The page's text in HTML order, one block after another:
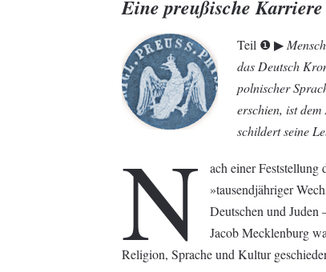
Eine preußische Karriere
Teil ❶ ▶︎
das Deutsch
polnischer
erschien, ist
schildert seine
N
ach einer Feststellung
»tausendjähriger
Deutschen und
Jacob Mecklenburg
Religion, Sprache und Kultur